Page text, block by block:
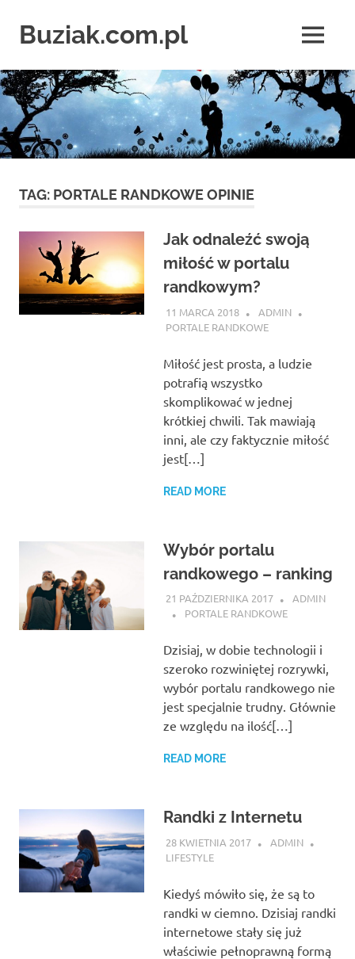
contentBuziak.com.pl
o
portalach
randkowych
MENU
TAG: PORTALE RANDKOWE OPINIE
Jak odnaleźć swoją
miłość w portalu
randkowym?
11 MARCA 2018
ADMIN
PORTALE RANDKOWE
Miłość jest prosta, a ludzie
potrafią wszystko
skomplikować w jednej
krótkiej chwili. Tak mawiają
inni, ale czy faktycznie miłość
jest[…]
READ MORE
Wybór portalu
randkowego – ranking
21 PAŹDZIERNIKA 2017
ADMIN
PORTALE RANDKOWE
Dzisiaj, w dobie technologii i
szeroko rozwiniętej rozrywki,
wybór portalu randkowego nie
jest specjalnie trudny. Głównie
ze względu na ilość[…]
READ MORE
Randki z Internetu
28 KWIETNIA 2017
ADMIN
LIFESTYLE
Kiedyś mówiło się, że są to
randki w ciemno. Dzisiaj randki
internetowe stały się już
właściwie pełnoprawną formą